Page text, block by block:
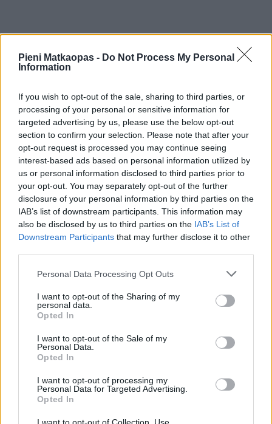
Pieni Matkaopas - Do Not Process My Personal
Information
If you wish to opt-out of the sale, sharing to third parties, or
processing of your personal or sensitive information for
targeted advertising by us, please use the below opt-out
section to confirm your selection. Please note that after your
opt-out request is processed you may continue seeing
interest-based ads based on personal information utilized by
us or personal information disclosed to third parties prior to
your opt-out. You may separately opt-out of the further
disclosure of your personal information by third parties on the
IAB’s list of downstream participants. This information may
also be disclosed by us to third parties on the IAB’s List of
Downstream Participants that may further disclose it to other
Personal Data Processing Opt Outs
I want to opt-out of the Sharing of my
personal data.
Opted In
I want to opt-out of the Sale of my
Personal Data.
Opted In
I want to opt-out of processing my
Personal Data for Targeted Advertising.
Opted In
Torreviejassa
ollut 15 astetta. Öisin lämpötila on tyypillisesti laskenut 10
asteen tienoille, ja päivisin lämpötila on kohonnut 20
asteen tuntumaan. Tällä sivulla olevasta kaaviosta näkee,
miten lämmin sää Torreviejassa on keskimäärin ollut
maaliskuussa viime vuosina ja vaihteluväli, jolla lämpötila
tavallisina päivinä on minäkin vuonna liikkunut.
Hetkellisesti Torreviejassa on silti koettu tätäkin kylmempiä
ja lämpimämpiä maaliskuisia päiviä. Esimerkiksi vuoden
2015 maaliskuussa lämpötila käväisi alimmillaan 2
asteessa ja toisaalta samassa maaliskuussa hätyyteltiin
eräänä poikkeuksellisen lämpimänä päivänä 32 asteen
lukemia.
Entä muut kuukaudet? Miten lämmintä
Torreviejassa on ollut...
Tammikuussa Helmikuussa Maaliskuussa
Huhtikuussa
Heinäkuussa Elokuussa Syyskuussa